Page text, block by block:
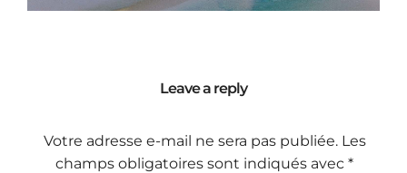
Leave a reply
Votre adresse e-mail ne sera pas publiée. Les
champs obligatoires sont indiqués avec*